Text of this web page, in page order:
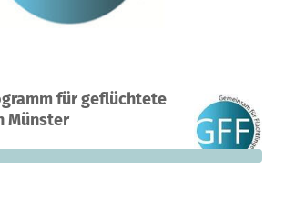
für geflüchtete
Münster
Deutschland
0 % 1.000 €
fehlen noch